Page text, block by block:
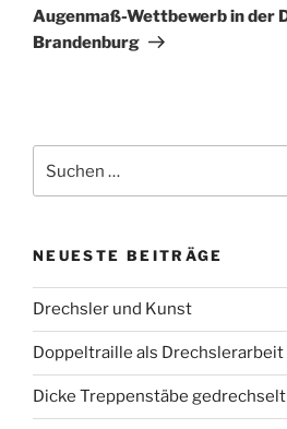
Beitrag
Augenmaß-Wettbewerb in der
Brandenburg
nach:
NEUESTE BEITRÄGE
Drechsler und Kunst
Doppeltraille als Drechslerarbeit
Dicke Treppenstäbe gedrechselt